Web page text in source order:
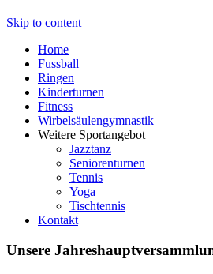
Skip to content
Home
Fussball
Ringen
Kinderturnen
Fitness
Wirbelsäulengymnastik
Weitere Sportangebot
Jazztanz
Seniorenturnen
Tennis
Yoga
Tischtennis
Kontakt
Unsere